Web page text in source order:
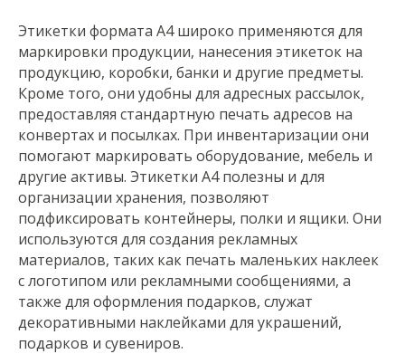
Этикетки формата А4 широко применяются для
маркировки продукции, нанесения этикеток на
продукцию, коробки, банки и другие предметы.
Кроме того, они удобны для адресных рассылок,
предоставляя стандартную печать адресов на
конвертах и ​​посылках. При инвентаризации они
помогают маркировать оборудование, мебель и
другие активы. Этикетки A4 полезны и для
организации хранения, позволяют
подфиксировать контейнеры, полки и ящики. Они
используются для создания рекламных
материалов, таких как печать маленьких наклеек
с логотипом или рекламными сообщениями, а
также для оформления подарков, служат
декоративными наклейками для украшений,
подарков и сувениров.